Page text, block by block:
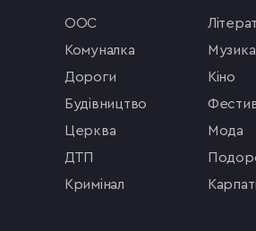
ООС
комуналка
Дороги
будівництво
церква
ДТП
кримінал
музика
кіно
мода